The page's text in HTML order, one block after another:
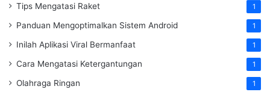
Tips Mengatasi Raket 1
Panduan Mengoptimalkan Sistem Android 1
Inilah Aplikasi Viral Bermanfaat 1
Cara Mengatasi Ketergantungan 1
Olahraga Ringan 1